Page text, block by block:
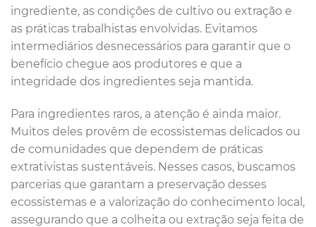
ingrediente, as condições de cultivo ou extração e
as práticas trabalhistas envolvidas. Evitamos
intermediários desnecessários para garantir que o
benefício chegue aos produtores e que a
integridade dos ingredientes seja mantida.
Para ingredientes raros, a atenção é ainda maior.
Muitos deles provêm de ecossistemas delicados ou
de comunidades que dependem de práticas
extrativistas sustentáveis. Nesses casos, buscamos
parcerias que garantam a preservação desses
ecossistemas e a valorização do conhecimento local,
assegurando que a colheita ou extração seja feita de